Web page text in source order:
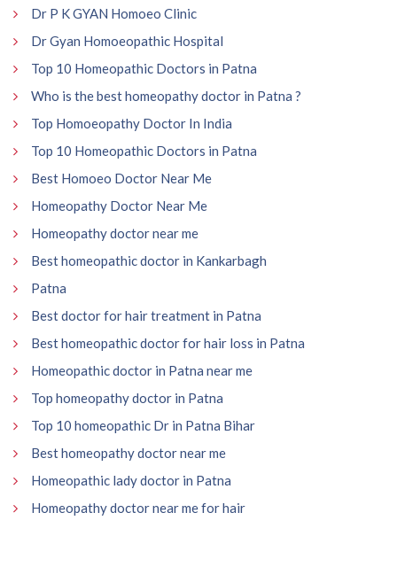
Dr P K GYAN Homoeo Clinic
Dr Gyan Homoeopathic Hospital
Top 10 Homeopathic Doctors in Patna
Who is the best homeopathy doctor in Patna ?
Top Homoeopathy Doctor In India
Top 10 Homeopathic Doctors in Patna
Best Homoeo Doctor Near Me
Homeopathy Doctor Near Me
Homeopathy doctor near me
Best homeopathic doctor in Kankarbagh
Patna
Best doctor for hair treatment in Patna
Best homeopathic doctor for hair loss in Patna
Homeopathic doctor in Patna near me
Top homeopathy doctor in Patna
Top 10 homeopathic Dr in Patna Bihar
Best homeopathy doctor near me
Homeopathic lady doctor in Patna
Homeopathy doctor near me for hair